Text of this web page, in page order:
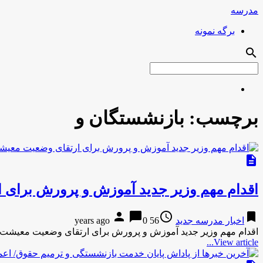
مدرسه
برگه نمونه
search
برچسب: بازنشستگان و
description
اقدام مهم وزیر جدید آموزش و پرورش
bookmark اخبار مدرسه جدید access_time
56 years ago
person chat_bubble0
اقدام مهم وزیر جدید آموزش و پرورش برای ارتقای وضعیت
View article...